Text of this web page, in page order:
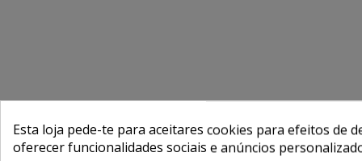
Esta loja pede-te para aceitares cookies para efeitos de
oferecer funcionalidades sociais e anúncios